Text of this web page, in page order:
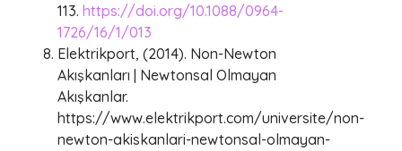
113. https://doi.org/10.1088/0964-
1726/16/1/013
Elektrikport, (2014). Non-Newton
Akışkanları | Newtonsal Olmayan
Akışkanlar.
https://www.elektrikport.com/universite/non-
newton-akiskanlari-newtonsal-olmayan-